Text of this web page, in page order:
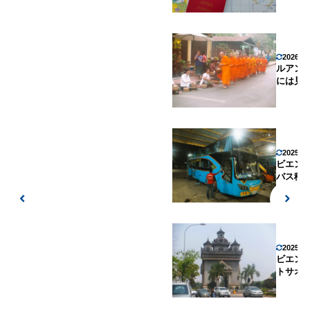
2026年
ルアン
には見
2025年
ビエン
バス移
2025年
ビエン
トサオ